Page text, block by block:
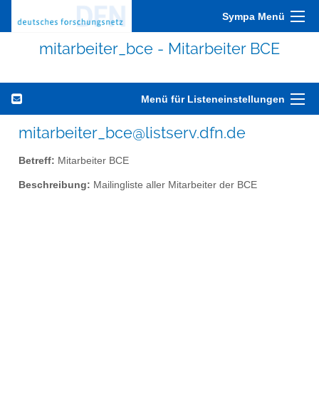
Sympa Menü
mitarbeiter_bce - Mitarbeiter BCE
Menü für Listeneinstellungen
mitarbeiter_bce@listserv.dfn.de
Betreff: Mitarbeiter BCE
Beschreibung: Mailingliste aller Mitarbeiter der BCE